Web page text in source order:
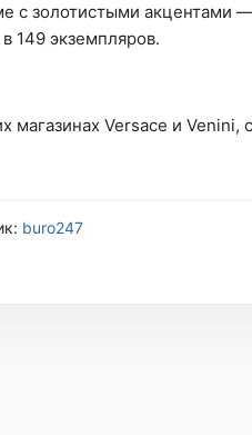
с золотистыми акцентами
149 экземпляров.
магазинах Versace и
buro247